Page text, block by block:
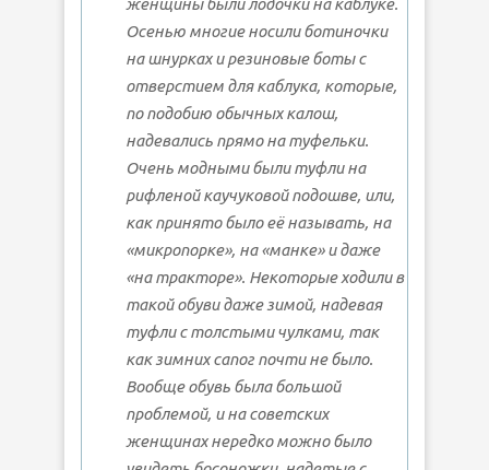
женщины были лодочки на каблуке.
Осенью многие носили ботиночки
на шнурках и резиновые боты с
отверстием для каблука, которые,
по подобию обычных калош,
надевались прямо на туфельки.
Очень модными были туфли на
рифленой каучуковой подошве, или,
как принято было её называть, на
«микропорке», на «манке» и даже
«на тракторе». Некоторые ходили в
такой обуви даже зимой, надевая
туфли с толстыми чулками, так
как зимних сапог почти не было.
Вообще обувь была большой
проблемой, и на советских
женщинах нередко можно было